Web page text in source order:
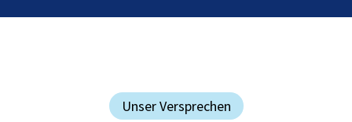
Unser Versprechen